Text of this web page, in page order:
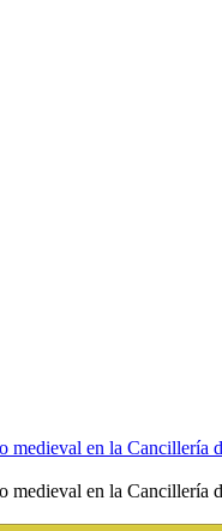
medieval en la Cancillería
medieval en la Cancillería